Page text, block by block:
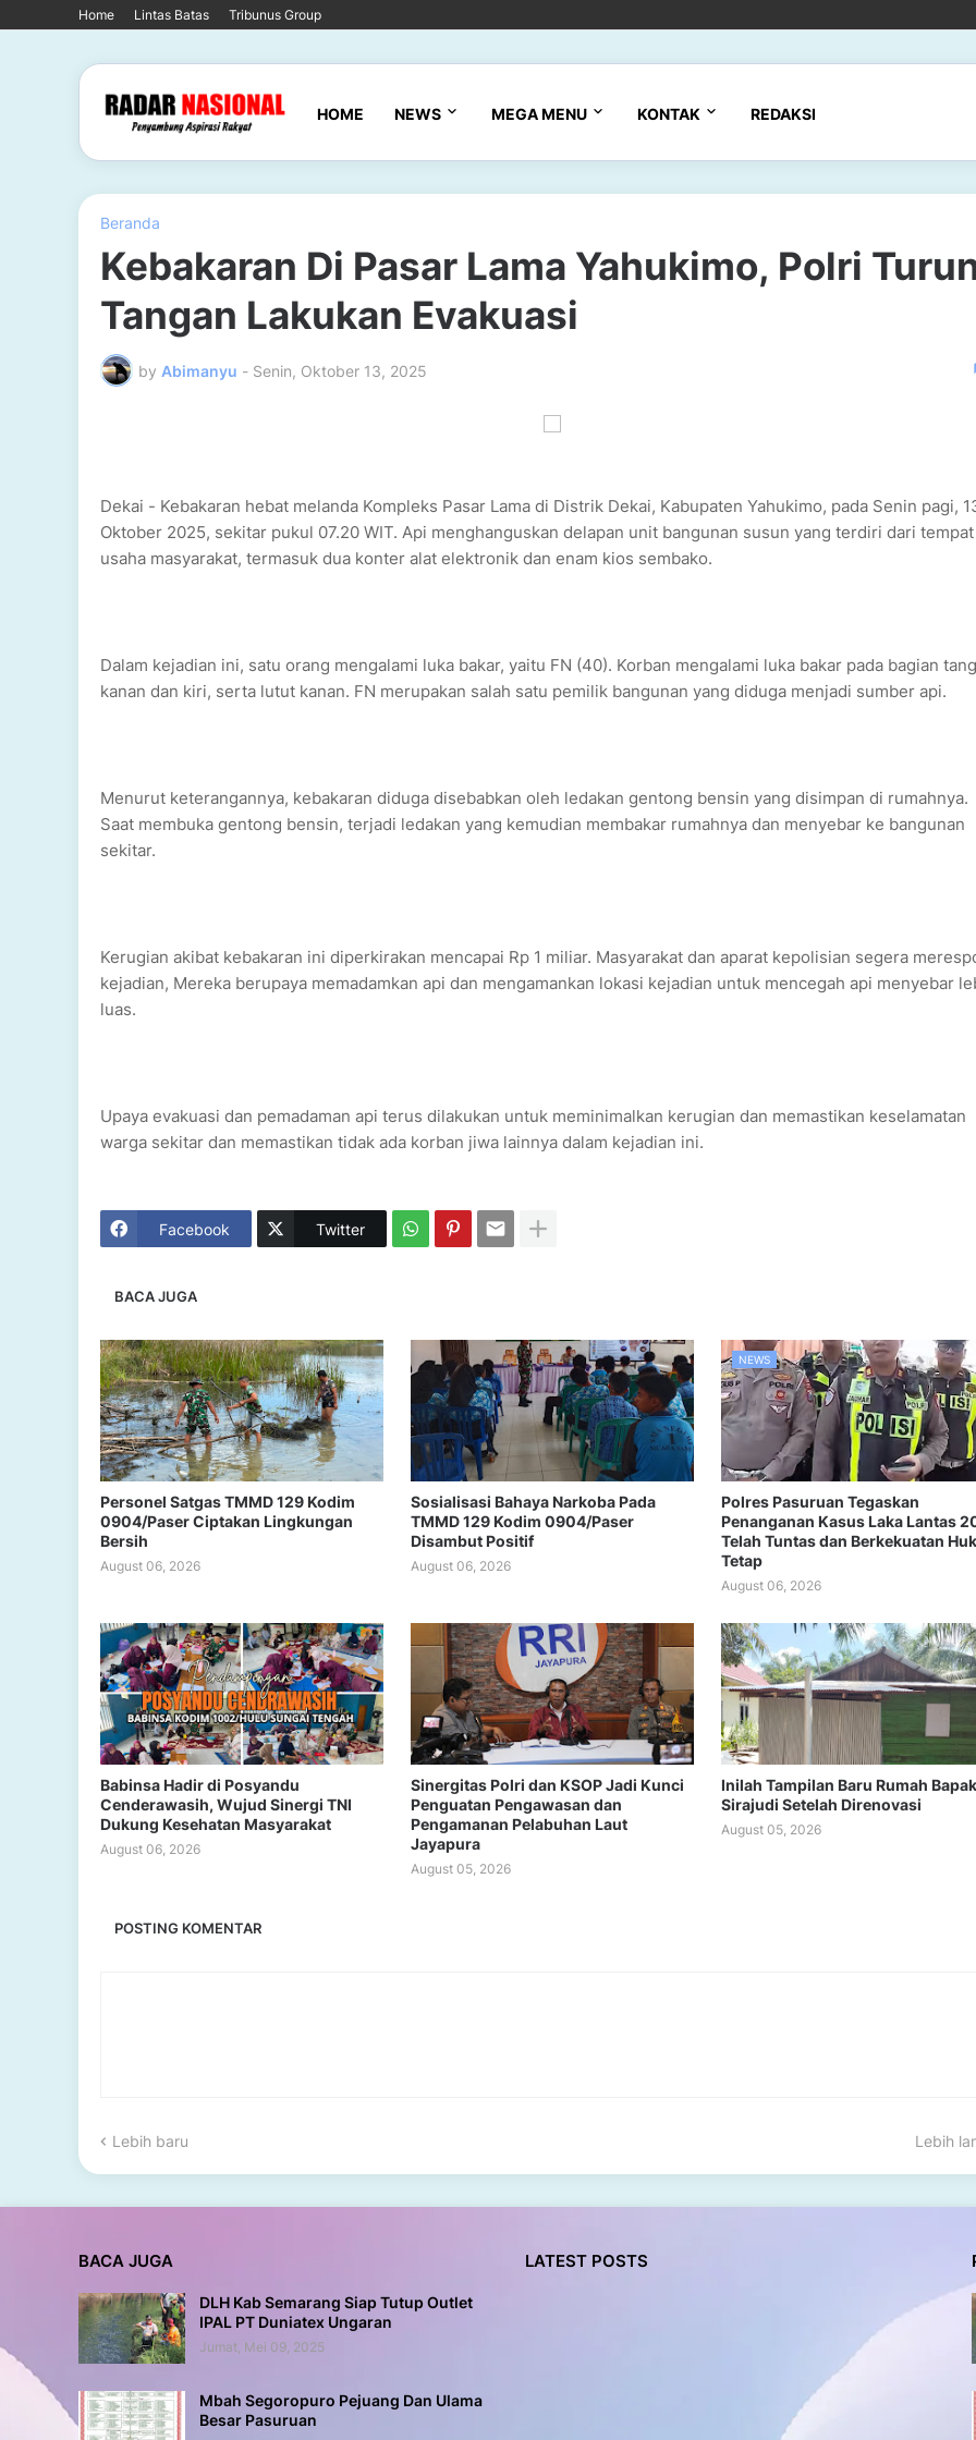
Home Lintas Batas Tribunus Group
HOME NEWS MEGA MENU KONTAK REDAKSI
Beranda
Kebakaran Di Pasar Lama Yahukimo, Polri
Tangan Lakukan Evakuasi
by Abimanyu - Senin, Oktober 13, 2025
Dekai - Kebakaran hebat melanda Kompleks Pasar Lama di Distrik Dekai, Kabupaten Yahukimo, pada Senin pagi,
Oktober 2025, sekitar pukul 07.20 WIT. Api menghanguskan delapan unit bangunan susun yang terdiri dari tempat
usaha masyarakat, termasuk dua konter alat elektronik dan enam kios sembako.
Dalam kejadian ini, satu orang mengalami luka bakar, yaitu FN (40). Korban mengalami luka bakar pada bagian
kanan dan kiri, serta lutut kanan. FN merupakan salah satu pemilik bangunan yang diduga menjadi sumber api.
Menurut keterangannya, kebakaran diduga disebabkan oleh ledakan gentong bensin yang disimpan di rumahnya.
Saat membuka gentong bensin, terjadi ledakan yang kemudian membakar rumahnya dan menyebar ke bangunan
sekitar.
Kerugian akibat kebakaran ini diperkirakan mencapai Rp 1 miliar. Masyarakat dan aparat kepolisian segera
kejadian, Mereka berupaya memadamkan api dan mengamankan lokasi kejadian untuk mencegah api menyebar
luas.
Upaya evakuasi dan pemadaman api terus dilakukan untuk meminimalkan kerugian dan memastikan keselamatan
warga sekitar dan memastikan tidak ada korban jiwa lainnya dalam kejadian ini.
Facebook Twitter
BACA JUGA
Personel Satgas TMMD 129 Kodim
0904/Paser Ciptakan Lingkungan
Bersih
August 06, 2026
Sosialisasi Bahaya Narkoba Pada
TMMD 129 Kodim 0904/Paser
Disambut Positif
August 06, 2026
NEWS
Polres Pasuruan Tegaskan
Penanganan Kasus Laka Lantas
Telah Tuntas dan Berkekuatan
Tetap
August 06, 2026
Babinsa Hadir di Posyandu
Cenderawasih, Wujud Sinergi TNI
Dukung Kesehatan Masyarakat
August 06, 2026
Sinergitas Polri dan KSOP Jadi Kunci
Penguatan Pengawasan dan
Pengamanan Pelabuhan Laut
Jayapura
August 05, 2026
Inilah Tampilan Baru Rumah Bapak
Sirajudi Setelah Direnovasi
August 05, 2026
POSTING KOMENTAR
Lebih baru Lebih
BACA JUGA
DLH Kab Semarang Siap Tutup Outlet
IPAL PT Duniatex Ungaran
Jumat, Mei 09, 2025
Mbah Segoropuro Pejuang Dan Ulama
Besar Pasuruan
LATEST POSTS